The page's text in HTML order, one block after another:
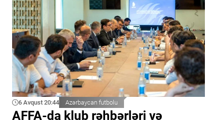
6 Avqust 20:44 Azərbaycan futbolu
AFFA-da klub rəhbərləri və